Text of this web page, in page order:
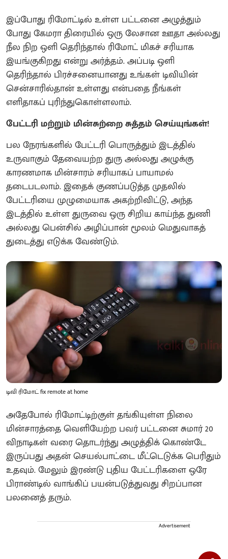
இப்போது ரிமோட்டில் உள்ள பட்டனை அழுத்தும்
போது கேமரா திரையில் ஒரு லேசான ஊதா அல்லது
நீல நிற ஒளி தெரிந்தால் ரிமோட் மிகச் சரியாக
இயங்குகிறது என்று அர்த்தம். அப்படி ஒளி
தெரிந்தால் பிரச்சனையானது உங்கள் டிவியின்
சென்சாரில்தான் உள்ளது என்பதை நீங்கள்
எளிதாகப் புரிந்துகொள்ளலாம்.
பேட்டரி மற்றும் மின்சுற்றை சுத்தம் செய்யுங்கள்!
பல நேரங்களில் பேட்டரி பொருத்தும் இடத்தில்
உருவாகும் தேவையற்ற துரு அல்லது அழுக்கு
காரணமாக மின்சாரம் சரியாகப் பாயாமல்
தடைபடலாம். இதைக் குணப்படுத்த முதலில்
பேட்டரியை முழுமையாக அகற்றிவிட்டு, அந்த
இடத்தில் உள்ள துருவை ஒரு சிறிய காய்ந்த துணி
அல்லது பென்சில் அழிப்பான் மூலம் மெதுவாகத்
துடைத்து எடுக்க வேண்டும்.
டிவி ரிமோட் fix remote at home
அதேபோல் ரிமோட்டிற்குள் தங்கியுள்ள நிலை
மின்சாரத்தை வெளியேற்ற பவர் பட்டனை சுமார் 20
விநாடிகள் வரை தொடர்ந்து அழுத்திக் கொண்டே
இருப்பது அதன் செயல்பாட்டை மீட்டெடுக்க பெரிதும்
உதவும். மேலும் இரண்டு புதிய பேட்டரிகளை ஒரே
பிராண்டில் வாங்கிப் பயன்படுத்துவது சிறப்பான
பலனைத் தரும்.
Advertisement